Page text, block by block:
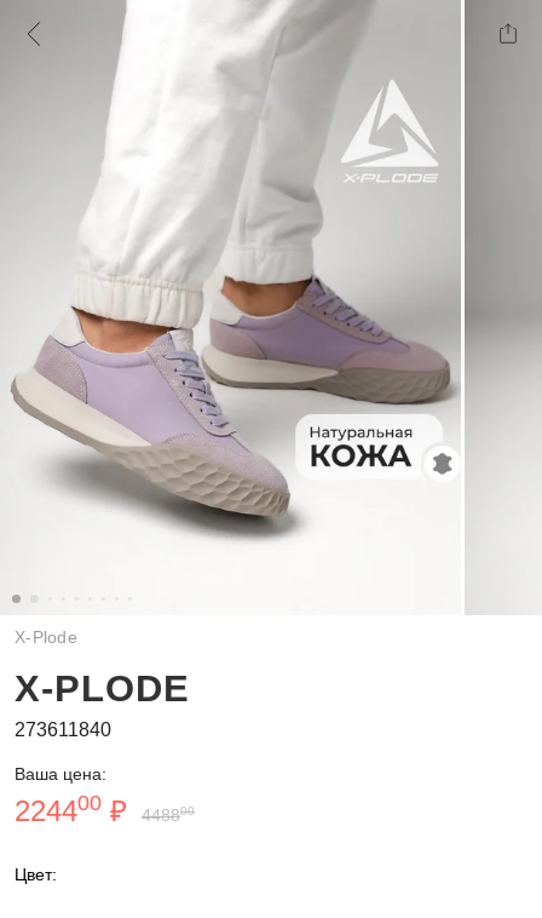
X-Plode
X-PLODE
273611840
Ваша цена:
224400 ₽ 448800
Цвет: